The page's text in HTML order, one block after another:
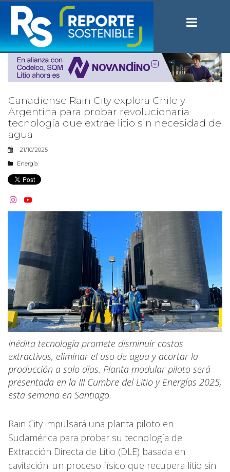
Canadiense Rain City explora Chile y
Argentina para probar revolucionaria
tecnología que extrae litio sin necesidad de
agua
21/10/2025
Energía
 
Inédita tecnología promete disminuir costos
extractivos, eliminar el uso de agua y acortar la
producción a solo días. Planta modular piloto será
presentada en la III Cumbre del Litio y Energías 2025,
esta semana en Santiago.
Rain City impulsará una planta piloto en
Sudamérica para probar su tecnología de
Extracción Directa de Litio (DLE) basada en
cavitación: un proceso físico que recupera litio sin